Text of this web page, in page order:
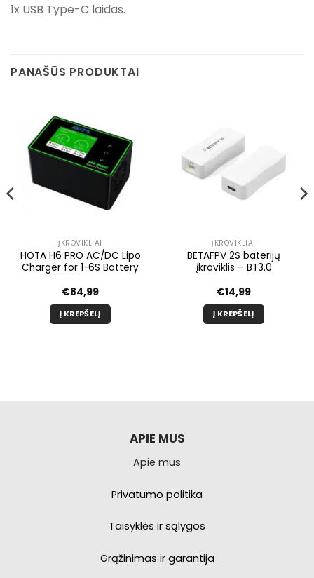
1x USB Type-C laidas.
PANAŠŪS PRODUKTAI
ĮKROVIKLIAI
HOTA H6 PRO AC/DC Lipo
Charger for 1-6S Battery
€84,99
Į KREPŠELĮ
ĮKROVIKLIAI
BETAFPV 2S baterijų
įkroviklis – BT3.0
€14,99
Į KREPŠELĮ
APIE MUS
Apie mus
Privatumo politika
Taisyklės ir sąlygos
Grąžinimas ir garantija